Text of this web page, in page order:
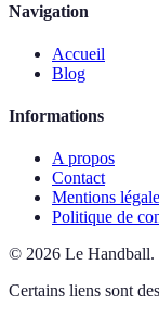
Navigation
Accueil
Blog
Informations
A propos
Contact
Mentions
Politique de
© 2026 Le Handball.
Certains liens sont